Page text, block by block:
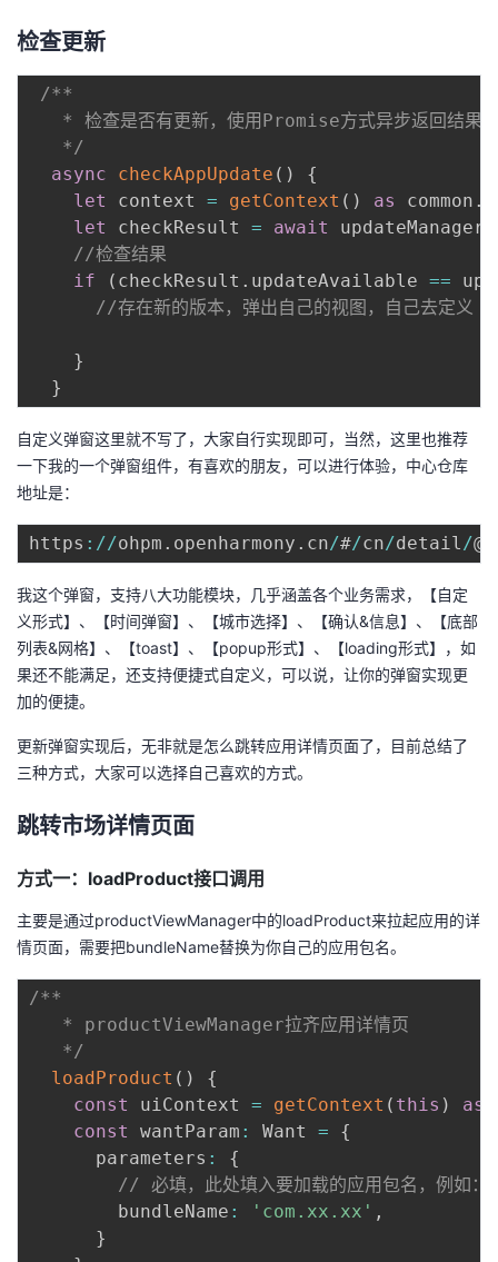
检查更新
/**
   * 检查是否有更新，使用Promise方式异步返回结果
   */
async
checkAppUpdate ( )
{
let
context = getContext ( ) as common .
let
checkResult = await updateManager
//检查结果
if
( checkResult . updateAvailable ==
//存在新的版本，弹出自己的视图，自己去定义
}
}
自定义弹窗这里就不写了，大家自行实现即可，当然，这里也推荐
一下我的一个弹窗组件，有喜欢的朋友，可以进行体验，中心仓库
地址是：
https : //ohpm . openharmony . cn/#/cn/detail/
我这个弹窗，支持八大功能模块，几乎涵盖各个业务需求，【自定
义形式】、【时间弹窗】、【城市选择】、【确认&信息】、【底部
列表&网格】、【toast】、【popup形式】、【loading形式】，如
果还不能满足，还支持便捷式自定义，可以说，让你的弹窗实现更
加的便捷。
更新弹窗实现后，无非就是怎么跳转应用详情页面了，目前总结了
三种方式，大家可以选择自己喜欢的方式。
跳转市场详情页面
方式一：loadProduct接口调用
主要是通过productViewManager中的loadProduct来拉起应用的详
情页面，需要把bundleName替换为你自己的应用包名。
/**
   * productViewManager拉齐应用详情页
   */
loadProduct ( )
{
const
uiContext = getContext ( this ) as
const
wantParam : Want =
{
      parameters
:
{
// 必填，此处填入要加载的应用包名，例
        bundleName
: 'com.xx.xx' ,
}